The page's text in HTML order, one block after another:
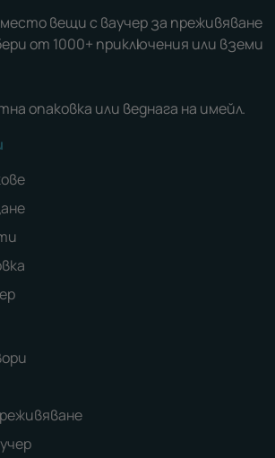
вещи с ваучер за преживяване
от 1000+ приключения или вземи
опаковка или веднага на имейл.